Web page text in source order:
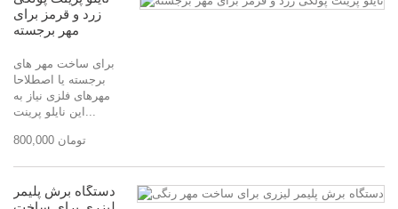
زرد و قرمز برای
مهر برجسته
برای ساخت مهر های
برجسته یا اصطلاحا
مهرهای فلزی نیاز به
این نایلو پرینت...
800,000 تومان
دستگاه برش پلیمر